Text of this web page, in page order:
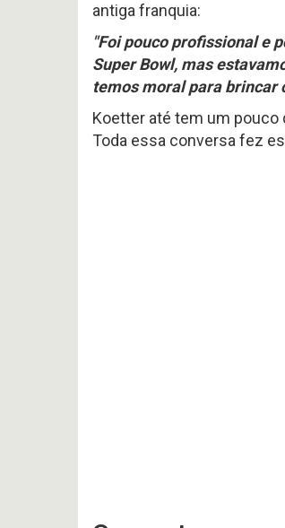
antiga franquia:
"Foi pouco profissional e
Super Bowl, mas
temos moral para brincar
Koetter até tem um pouco
Toda essa conversa fez